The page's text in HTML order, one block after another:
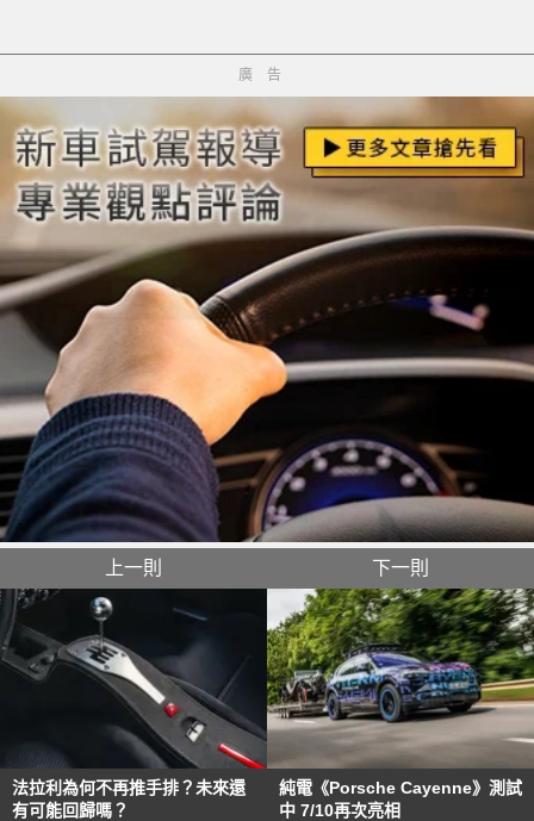
廣告
上一則
法拉利為何不再推手排？未來還
有可能回歸嗎？
下一則
純電《Porsche Cayenne》測試
中 7/10再次亮相